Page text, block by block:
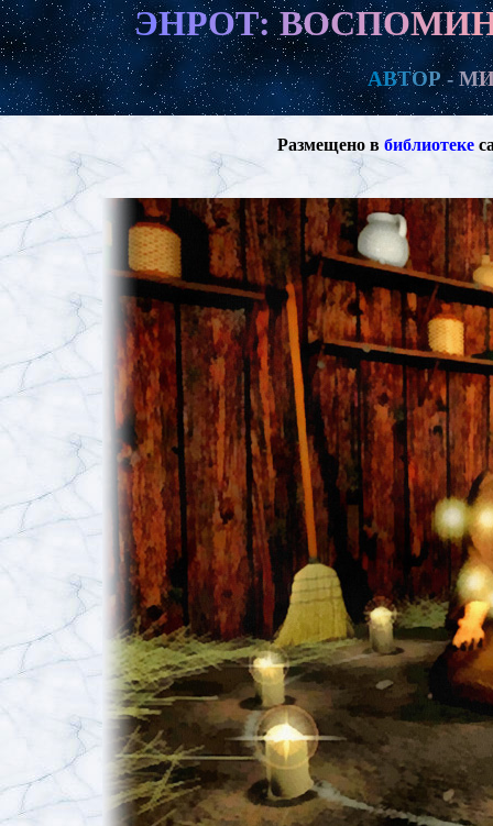
ЭНРОТ: ВОСПОМИ
АВТОР - М
Размещено в библиотеке